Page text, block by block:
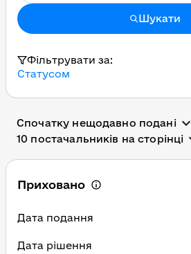
Шукати
Фільтрувати за:
Статусом
Спочатку нещодавно подані
10 постачальників на сторінці
Приховано
Дата подання
Дата рішення